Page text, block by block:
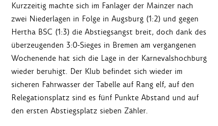
Kurzzeitig machte sich im Fanlager der Mainzer nach
zwei Niederlagen in Folge in Augsburg (1:2) und gegen
Hertha BSC (1:3) die Abstiegsangst breit, doch dank des
überzeugenden 3:0-Sieges in Bremen am vergangenen
Wochenende hat sich die Lage in der Karnevalshochburg
wieder beruhigt. Der Klub befindet sich wieder im
sicheren Fahrwasser der Tabelle auf Rang elf, auf den
Relegationsplatz sind es fünf Punkte Abstand und auf
den ersten Abstiegsplatz sieben Zähler.